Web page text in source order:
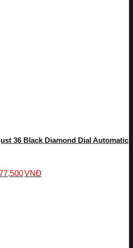
36 Black Diamond Dial Automatic
VNĐ